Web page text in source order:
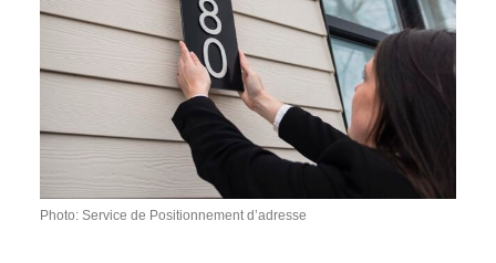
Photo: Service de Positionnement d’adresse